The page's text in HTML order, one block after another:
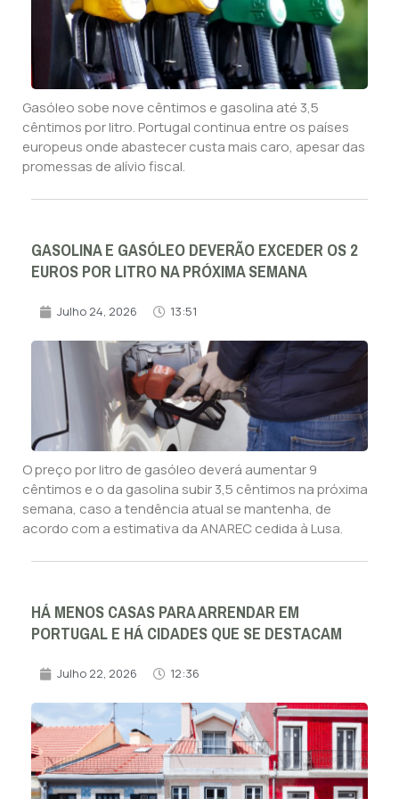
Gasóleo sobe nove cêntimos e gasolina até 3,5
cêntimos por litro. Portugal continua entre os países
europeus onde abastecer custa mais caro, apesar das
promessas de alívio fiscal.
GASOLINA E GASÓLEO DEVERÃO EXCEDER OS 2
EUROS POR LITRO NA PRÓXIMA SEMANA
Julho 24, 2026 13:51
O preço por litro de gasóleo deverá aumentar 9
cêntimos e o da gasolina subir 3,5 cêntimos na próxima
semana, caso a tendência atual se mantenha, de
acordo com a estimativa da ANAREC cedida à Lusa.
HÁ MENOS CASAS PARA ARRENDAR EM
PORTUGAL E HÁ CIDADES QUE SE DESTACAM
Julho 22, 2026 12:36